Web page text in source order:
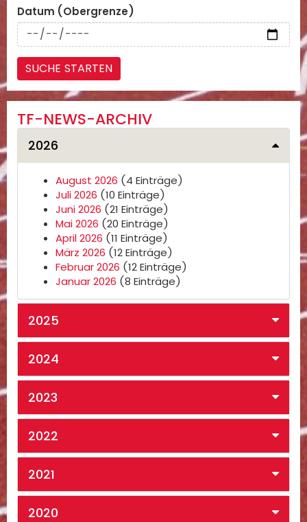
Datum (Obergrenze)
TF-NEWS-ARCHIV
2026
August 2026 (4 Einträge)
Juli 2026 (10 Einträge)
Juni 2026 (21 Einträge)
Mai 2026 (20 Einträge)
April 2026 (11 Einträge)
März 2026 (12 Einträge)
Februar 2026 (12 Einträge)
Januar 2026 (8 Einträge)
2025
2024
2023
2022
2021
2020